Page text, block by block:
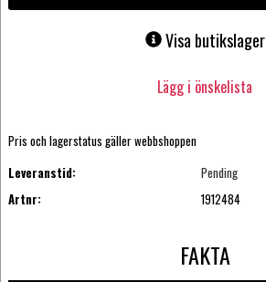
Visa butikslager
Lägg i önskelista
Pris och lagerstatus gäller webbshoppen
Leveranstid:
Pending
Artnr:
1912484
FAKTA